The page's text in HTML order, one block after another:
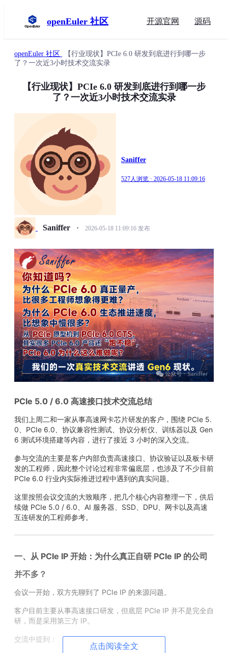
openEuler 社区 开源官网 源码
openEuler 社区
【行业现状】PCIe 6.0 研发到底进行到哪一步
了？一次近3小时技术交流实录
【行业现状】PCIe 6.0 研发到底进行到哪一步
了？一次近3小时技术交流实录
Saniffer
527人浏览 · 2026-05-18 11:09:16
Saniffer · 2026-05-18 11:09:16 发布
PCIe 5.0 / 6.0 高速接口技术交流总结
我们上周二和一家从事高速网卡芯片研发的客户，围绕 PCIe 5.
0、PCIe 6.0、协议兼容性测试、协议分析仪、训练器以及 Gen
6 测试环境搭建等内容，进行了接近 3 小时的深入交流。
参与交流的主要是客户内部负责高速接口、协议验证以及板卡研
发的工程师，因此整个讨论过程非常偏底层，也涉及了不少目前
PCIe 6.0 行业内实际推进过程中遇到的真实问题。
这里按照会议交流的大致顺序，把几个核心内容整理一下，供后
续做 PCIe 5.0 / 6.0、AI 服务器、SSD、DPU、网卡以及高速
互连研发的工程师参考。
一、从 PCIe IP 开始：为什么真正自研 PCIe IP 的公司
并不多？
会议一开始，双方先聊到了 PCIe IP 的来源问题。
客户目前主要从事高速接口研发，但底层 PCIe IP 并不是完全自
研，而是采用第三方 IP。
交流中提到：
点击阅读全文